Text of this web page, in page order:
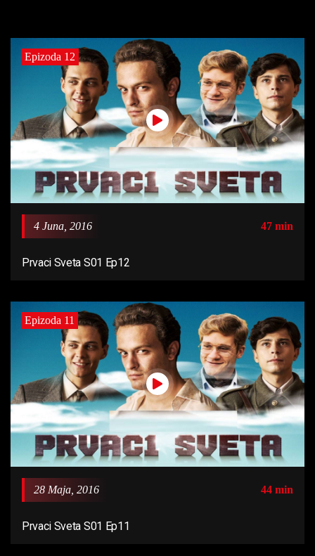
Epizoda 12
4 Juna, 2016 47 min
Prvaci Sveta S01 Ep12
Epizoda 11
28 Maja, 2016 44 min
Prvaci Sveta S01 Ep11